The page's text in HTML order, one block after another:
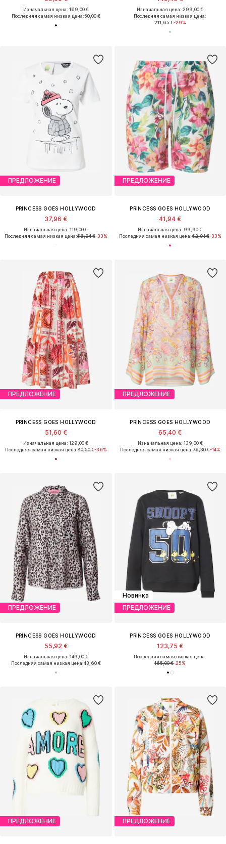
Изначальная цена: 169,00 €
Последняя самая низкая цена:50,00 €
Изначальная цена: 299,00 €
Последняя самая низкая цена:
211,65 €-29%
ПРЕДЛОЖЕНИЕ
PRINCESS GOES HOLLYWOOD
37,96 €
Изначальная цена: 119,00 €
Последняя самая низкая цена:56,94 €-33%
ПРЕДЛОЖЕНИЕ
PRINCESS GOES HOLLYWOOD
41,94 €
Изначальная цена: 99,90 €
Последняя самая низкая цена:62,91 €-33%
ПРЕДЛОЖЕНИЕ
PRINCESS GOES HOLLYWOOD
51,60 €
Изначальная цена: 129,00 €
Последняя самая низкая цена:80,50 €-36%
ПРЕДЛОЖЕНИЕ
PRINCESS GOES HOLLYWOOD
65,40 €
Изначальная цена: 139,00 €
Последняя самая низкая цена:76,30 €-14%
ПРЕДЛОЖЕНИЕ
PRINCESS GOES HOLLYWOOD
55,92 €
Изначальная цена: 149,00 €
Последняя самая низкая цена:43,60 €
Новинка
ПРЕДЛОЖЕНИЕ
PRINCESS GOES HOLLYWOOD
123,75 €
Последняя самая низкая цена:
165,00 €-25%
ПРЕДЛОЖЕНИЕ ПРЕДЛОЖЕНИЕ